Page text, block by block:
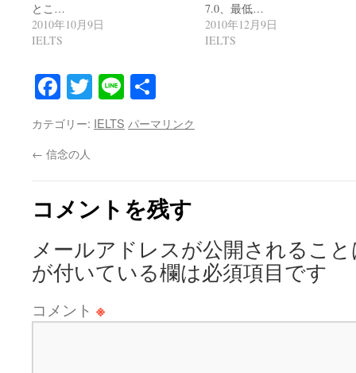
とこ…
2010年10月9日
IELTS
7.0、最低…
2010年12月9日
IELTS
Facebook
Twitter
Line
有
カテゴリー: IELTS パーマリンク
← 信念の人
コメントを残す
メールアドレスが公開されるこ
が付いている欄は必須項目です
コメント ※